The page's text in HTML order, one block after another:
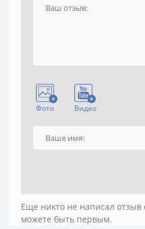
Фото Видео
Еще никто не написал отзыв
можете быть первым.